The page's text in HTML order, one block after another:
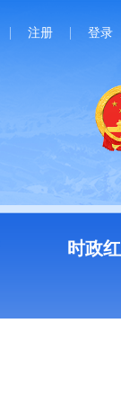
注册 登录
时政